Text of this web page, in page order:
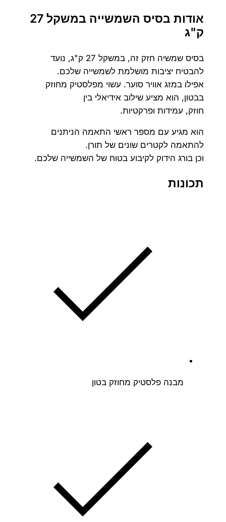
אודות בסיס השמשייה במשקל 27
ק"ג
בסיס שמשיה חזק זה, במשקל 27 ק"ג, נועד
להבטיח יציבות מושלמת לשמשייה שלכם.
אפילו במזג אוויר סוער. עשוי מפלסטיק מחוזק
בבטון, הוא מציע שילוב אידיאלי בין
חוזק, עמידות ופרקטיות.
הוא מגיע עם מספר ראשי התאמה הניתנים
להתאמה לקטרים ​​שונים של תורן.
וכן בורג הידוק לקיבוע בטוח של השמשייה שלכם.
תכונות
מבנה פלסטיק מחוזק בטון